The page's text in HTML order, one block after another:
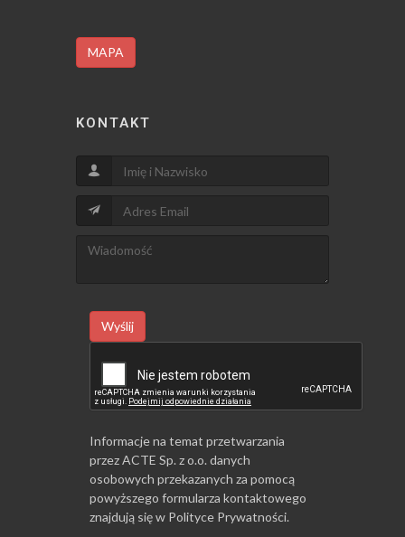
MAPA
KONTAKT
Wyślij
Informacje na temat przetwarzania
przez ACTE Sp. z o.o. danych
osobowych przekazanych za pomocą
powyższego formularza kontaktowego
znajdują się w Polityce Prywatności.